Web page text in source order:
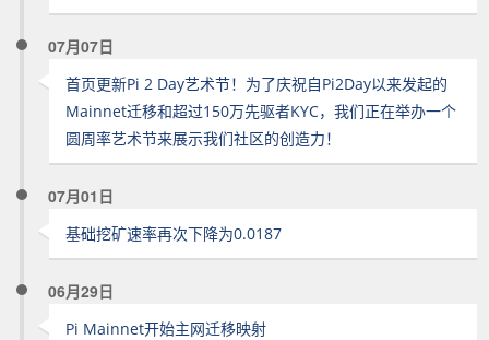
07月07日
首页更新Pi 2 Day艺术节！为了庆祝自Pi2Day以来发起的
Mainnet迁移和超过150万先驱者KYC，我们正在举办一个
圆周率艺术节来展示我们社区的创造力！
07月01日
基础挖矿速率再次下降为0.0187
06月29日
Pi Mainnet开始主网迁移映射